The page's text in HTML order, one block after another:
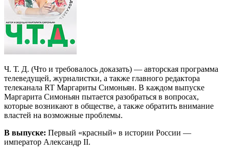
Ч. Т. Д. (Что и требовалось доказать) — авторская программа
телеведущей, журналистки, а также главного редактора
телеканала RT Маргариты Симоньян. В каждом выпуске
Маргарита Симоньян пытается разобраться в вопросах,
которые возникают в обществе, а также обратить внимание
властей на возможные проблемы.
В выпуске: Первый «красный» в истории России —
император Александр II.